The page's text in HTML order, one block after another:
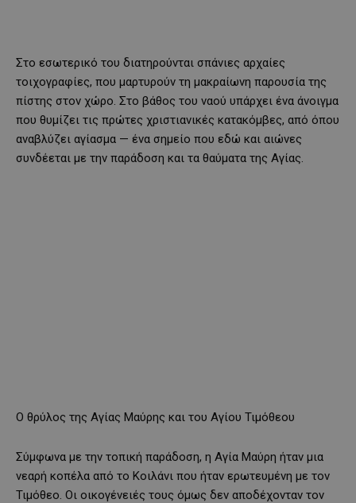
Στο εσωτερικό του διατηρούνται σπάνιες αρχαίες
τοιχογραφίες, που μαρτυρούν τη μακραίωνη παρουσία της
πίστης στον χώρο. Στο βάθος του ναού υπάρχει ένα άνοιγμα
που θυμίζει τις πρώτες χριστιανικές κατακόμβες, από όπου
αναβλύζει αγίασμα — ένα σημείο που εδώ και αιώνες
συνδέεται με την παράδοση και τα θαύματα της Αγίας.
Ο θρύλος της Αγίας Μαύρης και του Αγίου Τιμόθεου
Σύμφωνα με την τοπική παράδοση, η Αγία Μαύρη ήταν μια
νεαρή κοπέλα από το Κοιλάνι που ήταν ερωτευμένη με τον
Τιμόθεο. Οι οικογένειές τους όμως δεν αποδέχονταν τον